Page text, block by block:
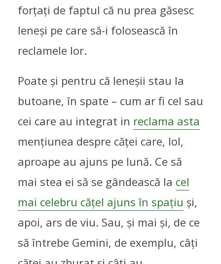
forțați de faptul că nu prea găsesc
leneși pe care să-i folosească în
reclamele lor.
Poate și pentru că leneșii stau la
butoane, în spate – cum ar fi cel sau
cei care au integrat in reclama asta
mențiunea despre căței care, lol,
aproape au ajuns pe lună. Ce să
mai stea ei să se gândească la cel
mai celebru cățel ajuns în spațiu și,
apoi, ars de viu. Sau, și mai și, de ce
să întrebe Gemini, de exemplu, câți